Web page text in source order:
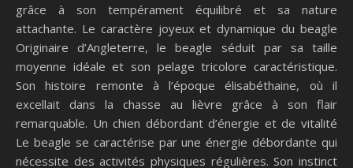
grâce à son tempérament équilibré et sa nature
attachante. Le caractère joyeux et dynamique du beagle
Originaire d’Angleterre, le beagle séduit par sa taille
moyenne idéale et son pelage tricolore caractéristique.
Son histoire remonte à l’époque élisabéthaine, où il
excellait dans la chasse au lièvre grâce à son flair
remarquable. Un chien débordant d’énergie et de vitalité
Le beagle se caractérise par une énergie débordante qui
nécessite des activités physiques régulières. Son instinct